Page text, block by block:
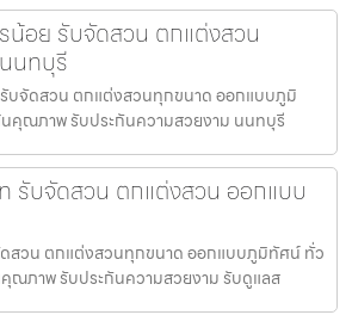
น้อย รับจัดสวน ตกแต่งสวน
นทบุรี
รับจัดสวน ตกแต่งสวนทุกขนาด ออกแบบภูมิ
นคุณภาพ รับประกันความสวยงาม นนทบุรี
รับจัดสวน ตกแต่งสวน ออกแบบ
สวน ตกแต่งสวนทุกขนาด ออกแบบภูมิทัศน์ ทั่ว
คุณภาพ รับประกันความสวยงาม รับดูแลส